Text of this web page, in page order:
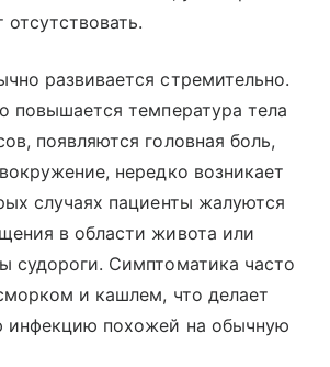
развивается стремительно.
повышается температура тела
появляются головная боль,
нередко возникает
случаях пациенты жалуются
в области живота или
судороги. Симптоматика часто
и кашлем, что делает
инфекцию похожей на обычную